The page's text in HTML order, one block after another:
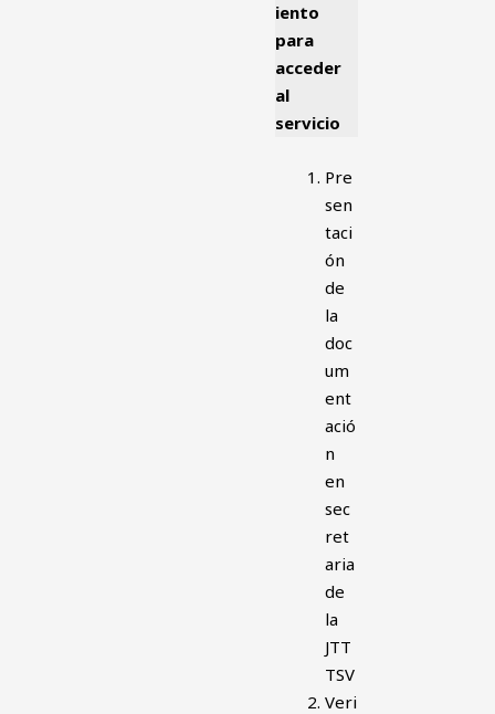
iento
para
acceder
al
servicio
Pre
sen
taci
ón
de
la
doc
um
ent
ació
n
en
sec
ret
aria
de
la
JTT
TSV
Veri